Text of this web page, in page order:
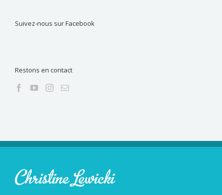
Suivez-nous sur Facebook
Restons en contact